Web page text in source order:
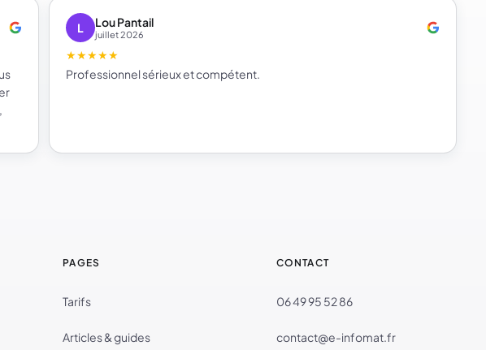
L Lou Pantail
juillet 2026
★★★★★
Professionnel sérieux et compétent.
PAGES
Tarifs
Articles & guides
CONTACT
06 49 95 52 86
contact@e-infomat.fr